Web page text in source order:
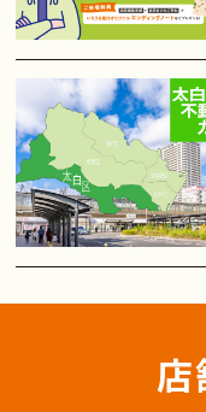
店